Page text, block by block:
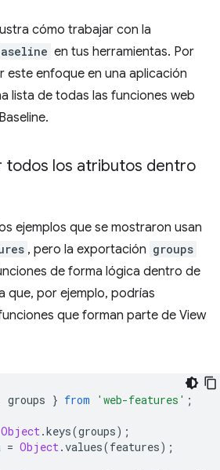
cómo trabajar con la
en tus herramientas. Por
este enfoque en una aplicación
lista de todas las funciones web
todos los atributos dentro
ejemplos que se mostraron usan
, pero la exportación groups
de forma lógica dentro de
que, por ejemplo, podrías
que forman parte de View
groups } from 'web-features' ;
Object.keys(groups);
= Object.values(features);